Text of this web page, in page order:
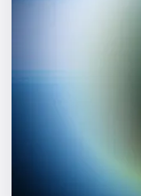
Площадки